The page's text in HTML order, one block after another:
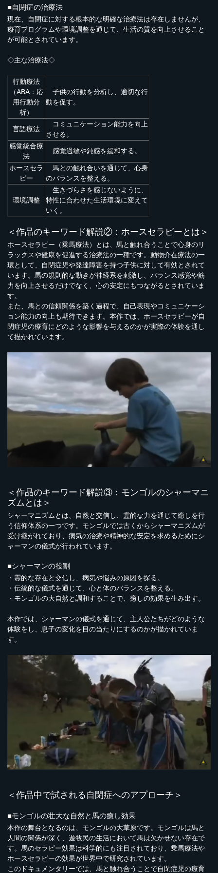
■自閉症の治療法
現在、自閉症に対する根本的な明確な治療法は存在しませんが、
療育プログラムや環境調整を通じて、生活の質を向上させること
が可能とされています。
◇主な治療法◇
行動療法
（ABA：応
用行動分
析）
子供の行動を分析し、適切な行
動を促す。
言語療法
コミュニケーション能力を向上
させる。
感覚統合療
法
感覚過敏や鈍感を緩和する。
ホースセラ
ピー
馬との触れ合いを通じて、心身
のバランスを整える。
環境調整
生きづらさを感じないように、
特性に合わせた生活環境に変えて
いく。
＜作品のキーワード解説②：ホースセラピーとは＞
ホースセラピー（乗馬療法）とは、馬と触れ合うことで心身のリ
ラックスや健康を促進する治療法の一種です。動物介在療法の一
環として、自閉症児や発達障害を持つ子供に対して有効とされて
います。馬の規則的な動きが神経系を刺激し、バランス感覚や筋
力を向上させるだけでなく、心の安定にもつながるとされていま
す。
また、馬との信頼関係を築く過程で、自己表現やコミュニケーシ
ョン能力の向上も期待できます。本作では、ホースセラピーが自
閉症児の療育にどのような影響を与えるのかが実際の体験を通し
て描かれています。
＜作品のキーワード解説③：モンゴルのシャーマニ
ズムとは＞
シャーマニズムとは、自然と交信し、霊的な力を通じて癒しを行
う信仰体系の一つです。モンゴルでは古くからシャーマニズムが
受け継がれており、病気の治療や精神的な安定を求めるためにシ
ャーマンの儀式が行われています。
■シャーマンの役割
・霊的な存在と交信し、病気や悩みの原因を探る。
・伝統的な儀式を通じて、心と体のバランスを整える。
・モンゴルの大自然と調和することで、癒しの効果を生み出す。
本作では、シャーマンの儀式を通じて、主人公たちがどのような
体験をし、息子の変化を目の当たりにするのかが描かれていま
す。
＜作品中で試される自閉症へのアプローチ＞
■モンゴルの壮大な自然と馬の癒し効果
本作の舞台となるのは、モンゴルの大草原です。モンゴルは馬と
人間の関係が深く、遊牧民の生活において馬は欠かせない存在で
す。馬のセラピー効果は科学的にも注目されており、乗馬療法や
ホースセラピーの効果が世界中で研究されています。
このドキュメンタリーでは、馬と触れ合うことで自閉症児の療育